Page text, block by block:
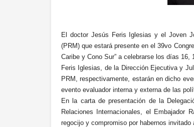
El doctor Jesús Feris Iglesias y el Joven
(PRM) que estará presente en el 39vo
Caribe y Cono Sur” a celebrarse los días 16,
Feris Iglesias, de la Dirección Ejecutiva y
PRM, respectivamente, estarán en dicho
evento evaluador interna y externa de las
En la carta de presentación de la
Relaciones Internacionales, el Embajador
regocijo y compromiso por habernos